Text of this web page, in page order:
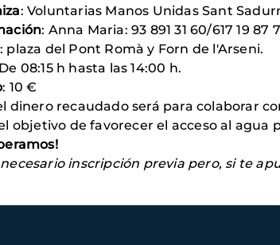
: Voluntarias Manos Unidas Sant
: Anna Maria: 93 891 31 60/617 19 87
: plaza del Pont Romà y Forn de l'Arseni.
08:15 h hasta las 14:00 h.
: 10 €
dinero recaudado será para colaborar
objetivo de favorecer el acceso al
necesario inscripción previa pero, si te